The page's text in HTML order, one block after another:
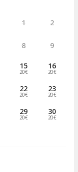
1 2
8 9
15
20€
16
20€
22
20€
23
20€
29
20€
30
20€